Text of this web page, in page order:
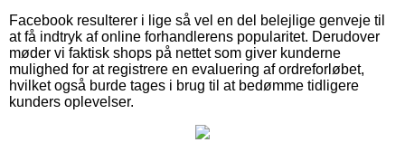
Facebook resulterer i lige så vel en del belejlige genveje til
at få indtryk af online forhandlerens popularitet. Derudover
møder vi faktisk shops på nettet som giver kunderne
mulighed for at registrere en evaluering af ordreforløbet,
hvilket også burde tages i brug til at bedømme tidligere
kunders oplevelser.